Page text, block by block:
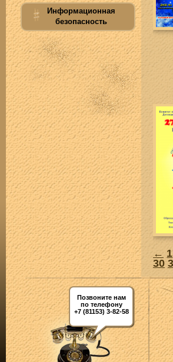
Информационная
безопасность
← 1
30
Позвоните нам
по телефону
+7 (81153) 3-82-58